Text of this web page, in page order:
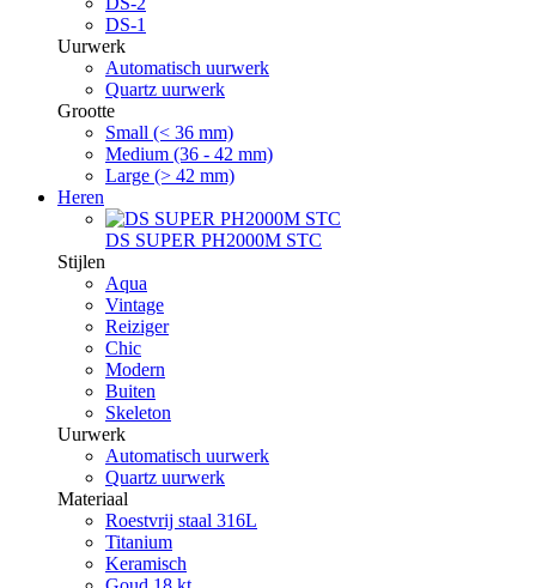
DS-1
Uurwerk
Automatisch uurwerk
Quartz uurwerk
Grootte
Small (< 36 mm)
Medium (36 - 42 mm)
Large (> 42 mm)
Heren
DS SUPER PH2000M STC
Stijlen
Aqua
Vintage
Reiziger
Chic
Modern
Buiten
Skeleton
Uurwerk
Automatisch uurwerk
Quartz uurwerk
Materiaal
Roestvrij staal 316L
Titanium
Keramisch